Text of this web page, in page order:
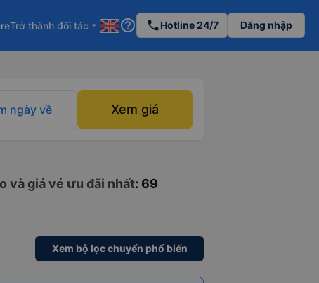
Trở thành đối tác arrow_drop_down help_outline phoneHotline 24/7 Đăng nhập
ngày về Xem giá
và giá vé ưu đãi nhất: 69
Xem bộ lọc chuyến phổ biến